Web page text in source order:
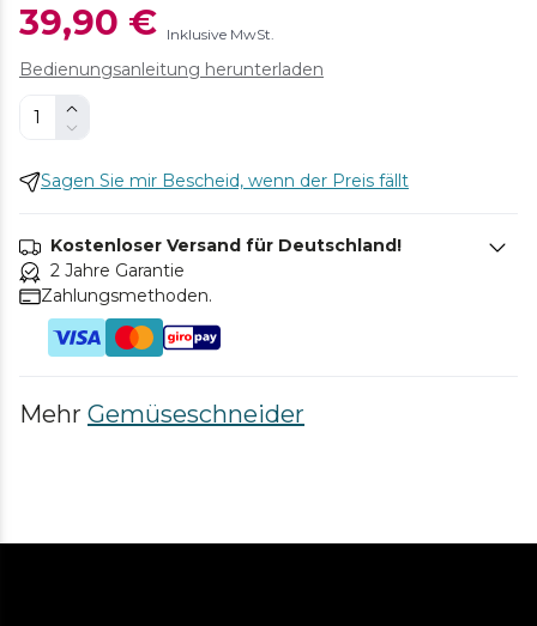
39,90 € Inklusive MwSt.
Bedienungsanleitung herunterladen
Sagen Sie mir Bescheid, wenn der Preis fällt
Kostenloser Versand für Deutschland!
2 Jahre Garantie
Zahlungsmethoden.
Mehr Gemüseschneider